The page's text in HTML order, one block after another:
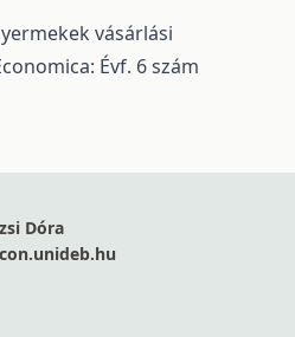
vásárlási
Évf. 6 szám
Dóra